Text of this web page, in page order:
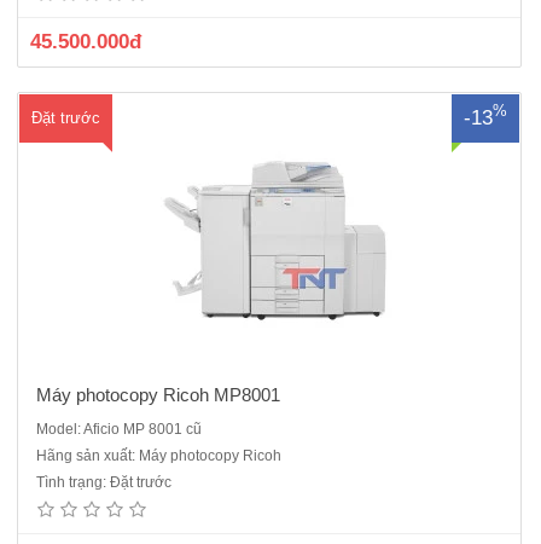
45.500.000đ
Đặt trước -13%
Máy photocopy Ricoh MP8001
Model: Aficio MP 8001 cũ
Hãng sản xuất: Máy photocopy Ricoh
Tình trạng: Đặt trước
cao chuyên dùng cho các cửa hàng dịch vụ, và công ty photocopy số
lượng lớn. Công suất đạt 100.000 bản chụp/ tháng.Chức năng: Copy